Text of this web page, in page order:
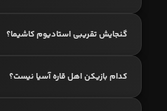
گنجایش تقریبی استادیوم کاشیما؟
کدام بازیکن اهل قاره آسیا نیست؟